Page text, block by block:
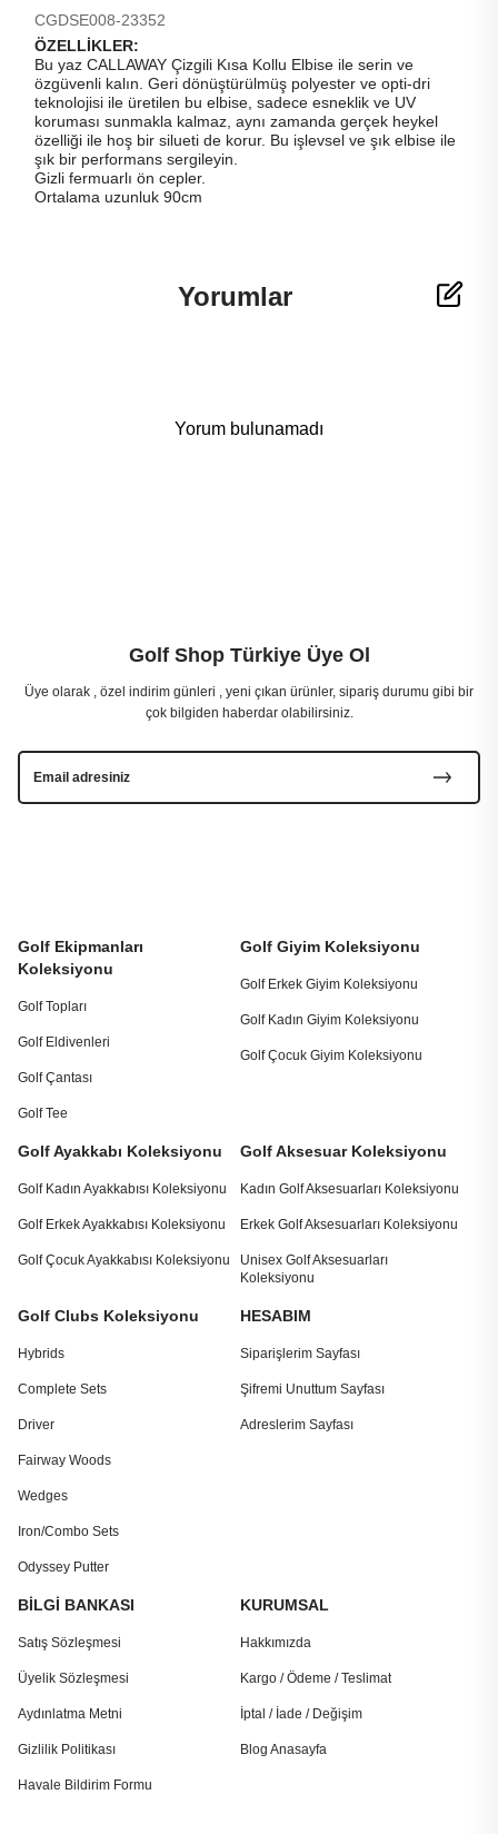
CGDSE008-23352
ÖZELLİKLER:
Bu yaz CALLAWAY Çizgili Kısa Kollu Elbise ile serin ve
özgüvenli kalın. Geri dönüştürülmüş polyester ve opti-dri
teknolojisi ile üretilen bu elbise, sadece esneklik ve UV
koruması sunmakla kalmaz, aynı zamanda gerçek heykel
özelliği ile hoş bir silueti de korur. Bu işlevsel ve şık elbise ile
şık bir performans sergileyin.
Gizli fermuarlı ön cepler.
Ortalama uzunluk 90cm
Yorumlar
Yorum bulunamadı
Golf Ekipmanları
Koleksiyonu
Golf Topları
Golf Eldivenleri
Golf Çantası
Golf Tee
Golf Giyim Koleksiyonu
Golf Erkek Giyim Koleksiyonu
Golf Kadın Giyim Koleksiyonu
Golf Çocuk Giyim Koleksiyonu
Golf Ayakkabı Koleksiyonu
Golf Kadın Ayakkabısı Koleksiyonu
Golf Erkek Ayakkabısı Koleksiyonu
Golf Çocuk Ayakkabısı Koleksiyonu
Golf Aksesuar Koleksiyonu
Kadın Golf Aksesuarları Koleksiyonu
Erkek Golf Aksesuarları Koleksiyonu
Unisex Golf Aksesuarları
Koleksiyonu
Golf Clubs Koleksiyonu
Hybrids
Complete Sets
Driver
Fairway Woods
Wedges
Iron/Combo Sets
Odyssey Putter
HESABIM
Siparişlerim Sayfası
Şifremi Unuttum Sayfası
Adreslerim Sayfası
BİLGİ BANKASI
Satış Sözleşmesi
Üyelik Sözleşmesi
Aydınlatma Metni
Gizlilik Politikası
Havale Bildirim Formu
KURUMSAL
Hakkımızda
Kargo / Ödeme / Teslimat
İptal / İade / Değişim
Blog Anasayfa
Golf Shop Türkiye Üye Ol
Üye olarak , özel indirim günleri , yeni çıkan ürünler, sipariş durumu gibi bir
çok bilgiden haberdar olabilirsiniz.